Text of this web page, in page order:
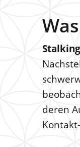
Stalking
deren